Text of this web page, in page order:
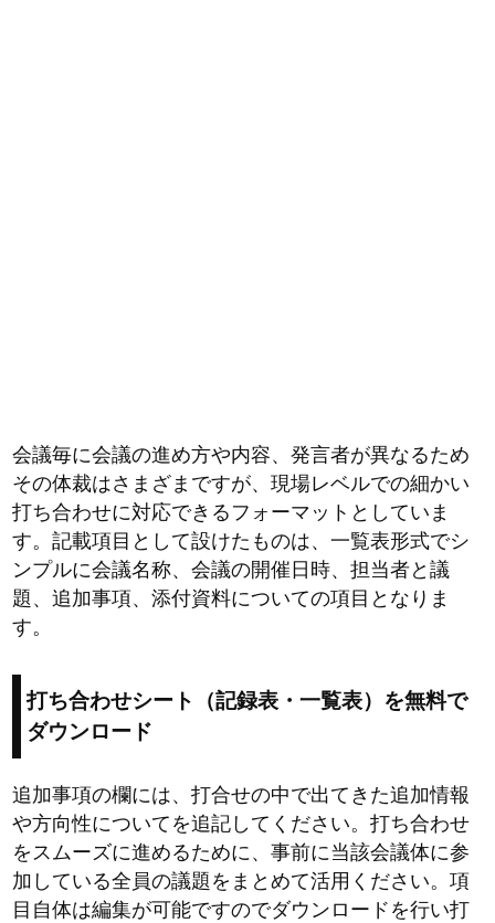
会議毎に会議の進め方や内容、発言者が異なるため
その体裁はさまざまですが、現場レベルでの細かい
打ち合わせに対応できるフォーマットとしていま
す。記載項目として設けたものは、一覧表形式でシ
ンプルに会議名称、会議の開催日時、担当者と議
題、追加事項、添付資料についての項目となりま
す。
打ち合わせシート（記録表・一覧表）を無料で
ダウンロード
追加事項の欄には、打合せの中で出てきた追加情報
や方向性についてを追記してください。打ち合わせ
をスムーズに進めるために、事前に当該会議体に参
加している全員の議題をまとめて活用ください。項
目自体は編集が可能ですのでダウンロードを行い打